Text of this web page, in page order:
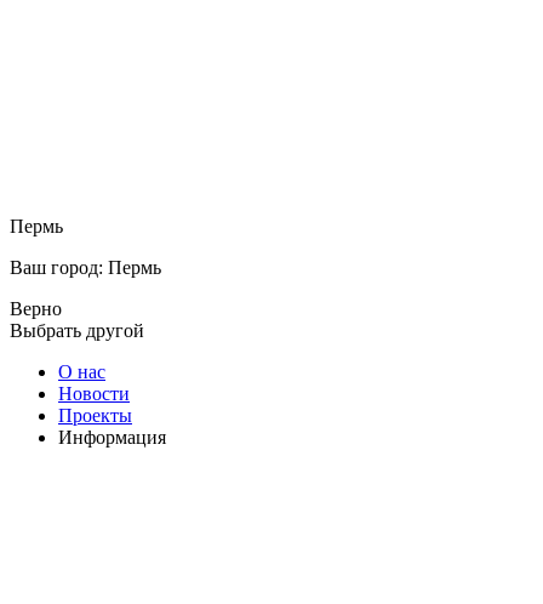
Пермь
Ваш город: Пермь
Верно
Выбрать другой
О нас
Новости
Проекты
Информация